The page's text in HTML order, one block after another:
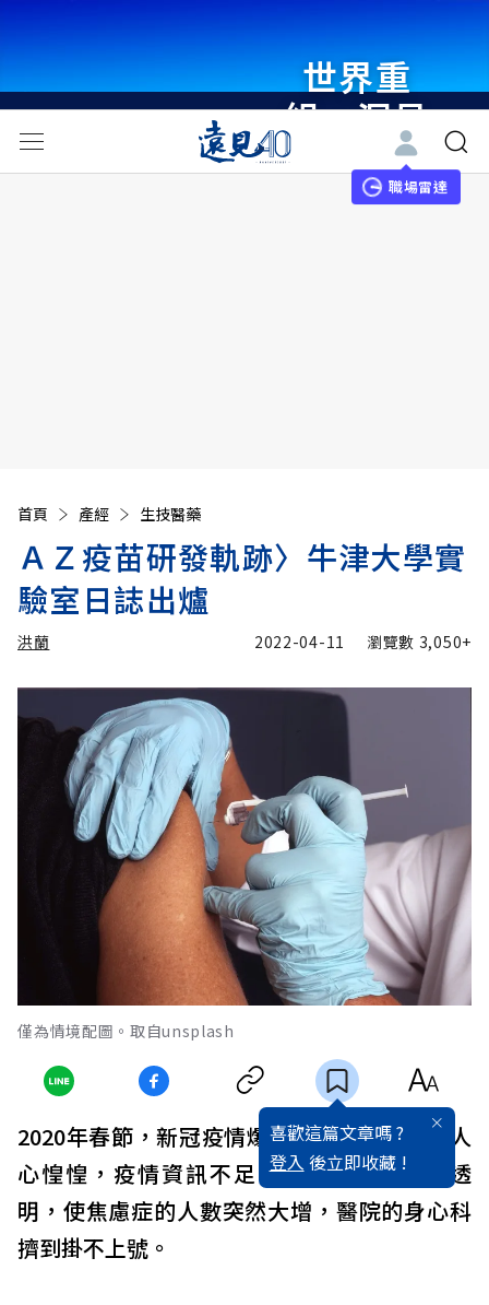
世界重
組・洞見
未來 與
世界領袖
職場雷達
首頁 產經 生技醫藥
ＡＺ疫苗研發軌跡〉牛津大學實
驗室日誌出爐
洪蘭 2022-04-11 瀏覽數 3,050+
僅為情境配圖。取自unsplash
喜歡這篇文章嗎 ?
登入 後立即收藏 !
2020年春節，新冠疫情爆發，造成整個台灣人
心惶惶，疫情資訊不足，加上疫苗政策不透
明，使焦慮症的人數突然大增，醫院的身心科
擠到掛不上號。